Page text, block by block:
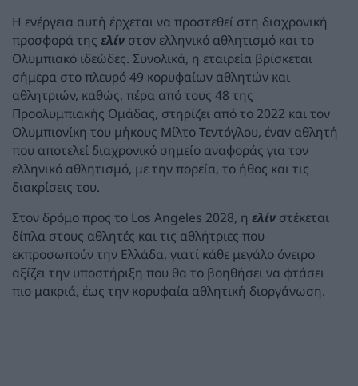
Η ενέργεια αυτή έρχεται να προστεθεί στη διαχρονική
προσφορά της ελίν στον ελληνικό αθλητισμό και το
Ολυμπιακό ιδεώδες. Συνολικά, η εταιρεία βρίσκεται
σήμερα στο πλευρό 49 κορυφαίων αθλητών και
αθλητριών, καθώς, πέρα από τους 48 της
Προολυμπιακής Ομάδας, στηρίζει από το 2022 και τον
Ολυμπιονίκη του μήκους Μίλτο Τεντόγλου, έναν αθλητή
που αποτελεί διαχρονικό σημείο αναφοράς για τον
ελληνικό αθλητισμό, με την πορεία, το ήθος και τις
διακρίσεις του.
Στον δρόμο προς το Los Angeles 2028, η ελίν στέκεται
δίπλα στους αθλητές και τις αθλήτριες που
εκπροσωπούν την Ελλάδα, γιατί κάθε μεγάλο όνειρο
αξίζει την υποστήριξη που θα το βοηθήσει να φτάσει
πιο μακριά, έως την κορυφαία αθλητική διοργάνωση.